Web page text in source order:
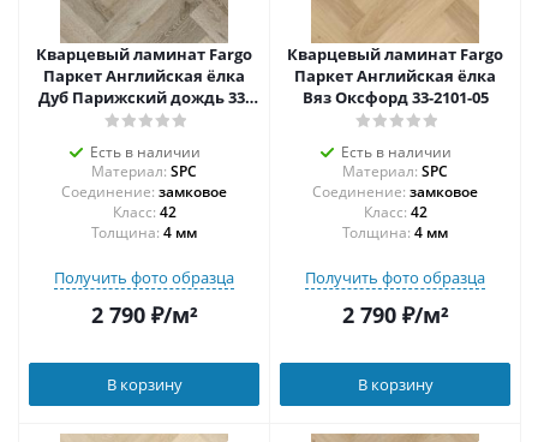
Кварцевый ламинат Fargo
Паркет Английская ёлка
Дуб Парижский дождь 33-
61W935
Есть в наличии
Материал: SPC
Соединение: замковое
42
Толщина: 4 мм
Получить фото образца
2 790₽/м²
В корзину
Кварцевый ламинат Fargo
Паркет Английская ёлка
Вяз Оксфорд 33-2101-05
Есть в наличии
Материал: SPC
Соединение: замковое
42
Толщина: 4 мм
Получить фото образца
2 790₽/м²
В корзину